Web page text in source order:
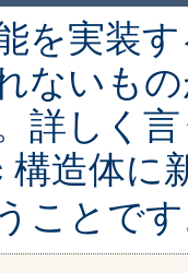
を実装
ないも
詳しく
構造体に
ことで